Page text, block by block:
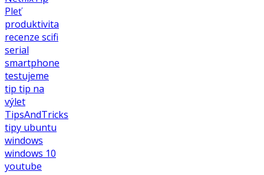
Pleť
produktivita
recenze scifi
serial
smartphone
testujeme
tip tip na
výlet
TipsAndTricks
tipy ubuntu
windows
windows 10
youtube